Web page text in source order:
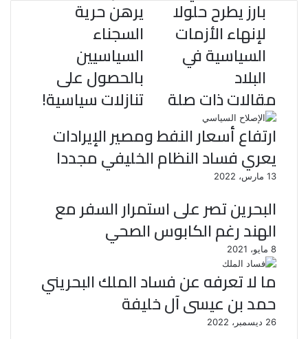
يرهن حرية
السجناء
السياسيين
بالحصول على
تنازلات سياسية!
بارز يطرح حلولا
لإنهاء الأزمات
السياسية في
البلاد
مقالات ذات صلة
ارتفاع أسعار النفط ومصير الإيرادات
يعري فساد النظام الخليفي مجددا
13 مارس، 2022
البحرين تصر على استمرار السفر مع
الهند رغم الكابوس الصحي
8 مايو، 2021
ما لا تعرفه عن فساد الملك البحريني
حمد بن عيسى آل خليفة
26 ديسمبر، 2022